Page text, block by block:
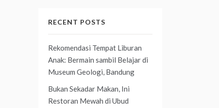
RECENT POSTS
Rekomendasi Tempat Liburan
Anak: Bermain sambil Belajar di
Museum Geologi, Bandung
Bukan Sekadar Makan, Ini
Restoran Mewah di Ubud